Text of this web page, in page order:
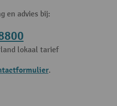
en advies bij:
lokaal tarief
.